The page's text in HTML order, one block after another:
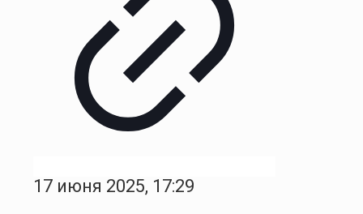
17 июня 2025, 17:29